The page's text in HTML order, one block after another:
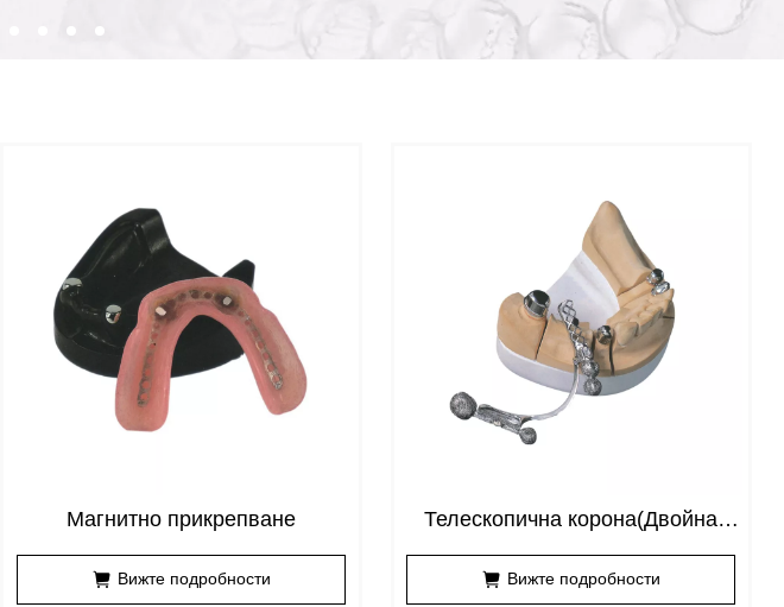
Магнитно прикрепване
Вижте подробности
Телескопична корона(Двойна
корона)
Вижте подробности